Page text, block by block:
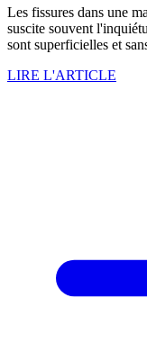
Les fissures dans une
suscite souvent
sont superficielles et
LIRE L'ARTICLE